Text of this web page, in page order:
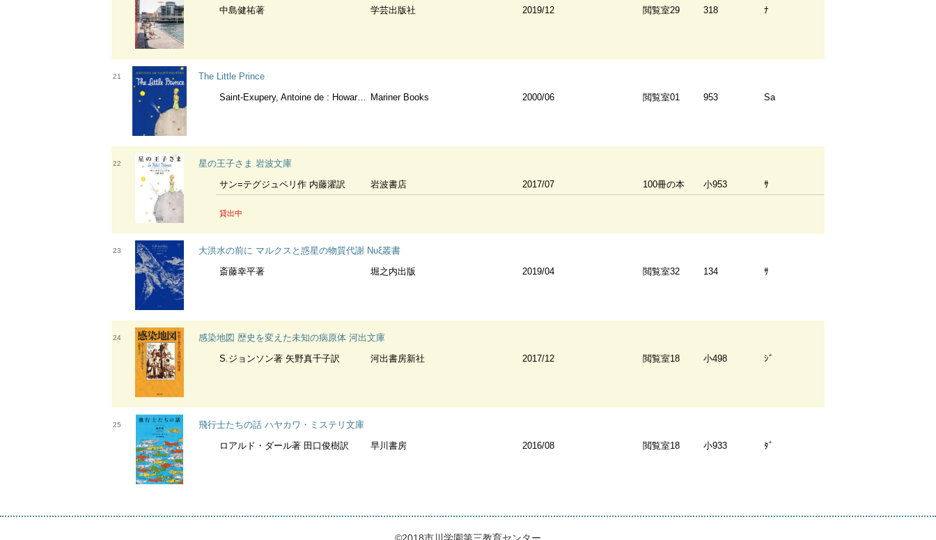
中島健祐著
学芸出版社 2019/12 閲覧室29 318 ﾅ
21
The Little Prince
Saint-Exupery, Antoine de : Howard, Richard (TRN)
Mariner Books 2000/06 閲覧室01 953 Sa
22
星の王子さま 岩波文庫
サン=テグジュペリ作 内藤濯訳
岩波書店 2017/07 100冊の本 小953 ｻ
貸出中
23
大洪水の前に マルクスと惑星の物質代謝 Νυξ叢書
斎藤幸平著
堀之内出版 2019/04 閲覧室32 134 ｻ
24
感染地図 歴史を変えた未知の病原体 河出文庫
S.ジョンソン著 矢野真千子訳
河出書房新社 2017/12 閲覧室18 小498 ｼﾞ
25
飛行士たちの話 ハヤカワ・ミステリ文庫
ロアルド・ダール著 田口俊樹訳
早川書房 2016/08 閲覧室18 小933 ﾀﾞ